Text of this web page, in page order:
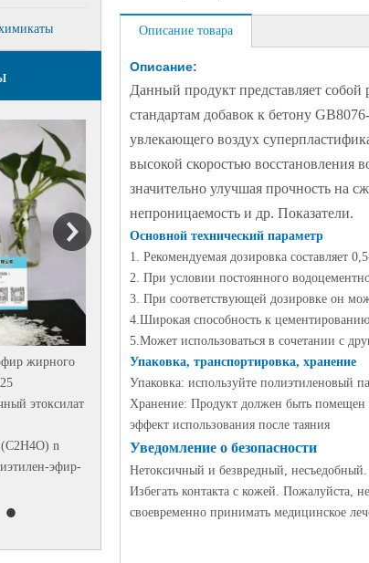
Диэтанолизопропаноламин 85%
Химическое название ： N, N-BIS (2-
HYDROXYETHYL)
ИЗОПРОПАНОЛАМИНДругое название
： Диэтанолизопропаноламин 85% /
DEIPA85%...
Описание товара
Описание:
Данный продукт представляет
стандартам добавок к бетону
увлекающего воздух
высокой скоростью восстановления
значительно улучшая прочность на
непроницаемость и др. Показатели.
Основной технический параметр
1. Рекомендуемая дозировка составляет
2. При условии постоянного
3. При соответствующей дозировке он
4. Широкая способность к
5. Может использоваться в сочетании с
Упаковка, транспортировка, хранение
Упаковка: используйте полиэтиленовый
Хранение: Продукт должен быть помещен
эффект использования после таяния
Уведомление о безопасности
Нетоксичный и безвредный, несъедобный.
Избегать контакта с кожей. Пожалуйста,
своевременно принимать медицинское